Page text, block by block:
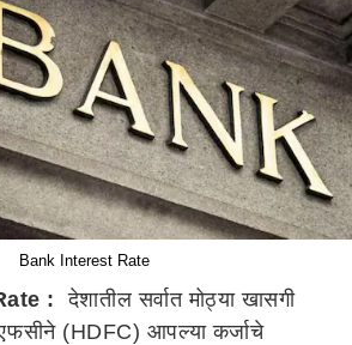
Bank Interest Rate
:देशातील सर्वात मोठ्या खासगी
(HDFC) आपल्या कर्जाचे